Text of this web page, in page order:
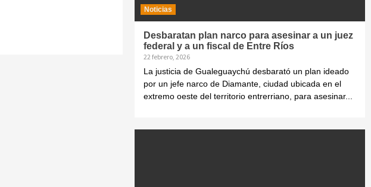
Noticias
Desbaratan plan narco para asesinar a un juez
federal y a un fiscal de Entre Ríos
22 febrero, 2026
La justicia de Gualeguaychú desbarató un plan ideado
por un jefe narco de Diamante, ciudad ubicada en el
extremo oeste del territorio entrerriano, para asesinar...